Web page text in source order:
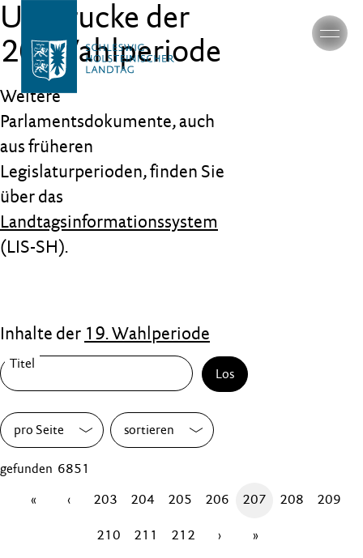
Umdrucke der
20. Wahlperiode
Weitere
Parlamentsdokumente, auch
aus früheren
Legislaturperioden, finden Sie
über das
Landtagsinformationssystem
(LIS-SH).
Inhalte der 19. Wahlperiode
Los
pro Seite sortieren
gefunden 6851
«
‹ 203 204 205 206 207 208 209
210 211 212 › »